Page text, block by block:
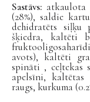
Sastāvs: atkaulota
(28%), saldie
dehidratēts siļķu
šķiedra, kaltēti
avots), kaltēti
spināti , ceļtekas
apelsīni, kaltētas
raugs, kurkuma